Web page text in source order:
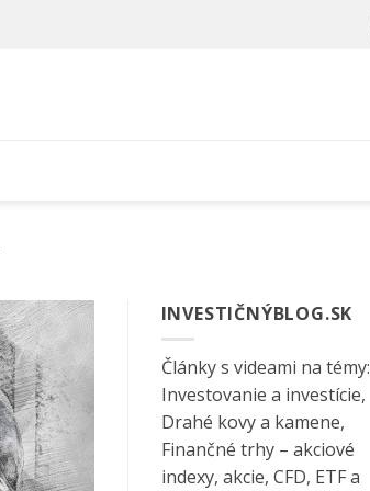
INVESTIČNÝBLOG.SK
Články s videami na témy:
Investovanie a investície,
Drahé kovy a kamene,
Finančné trhy – akciové
indexy, akcie, CFD, ETF a